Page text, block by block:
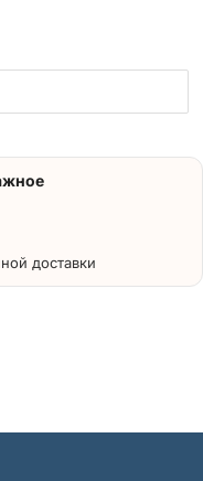
доставки